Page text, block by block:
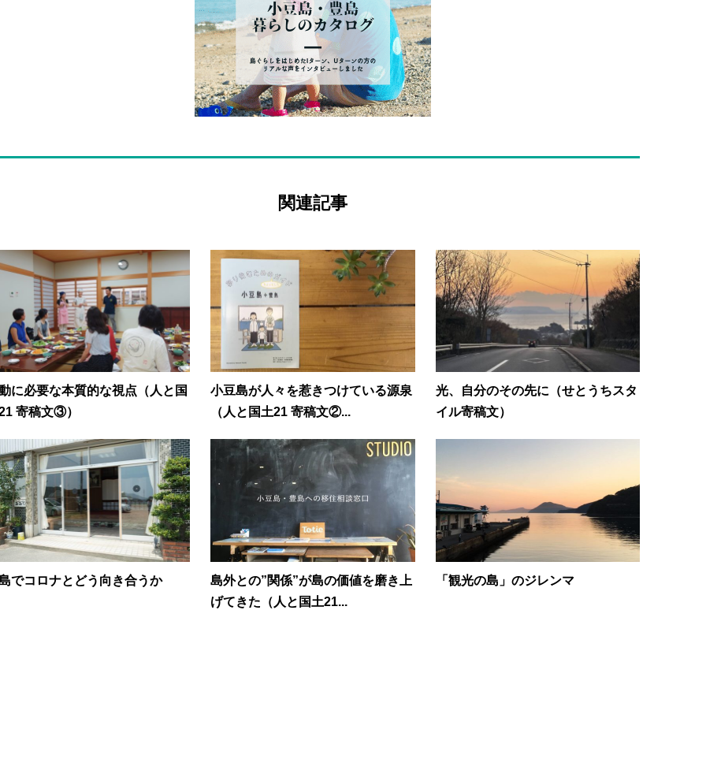
関連記事
に必要な本質的な視点（人と国
寄稿文③）
小豆島が人々を惹きつけている源泉
（人と国土21 寄稿文②...
光、自分のその先に（せとうちスタ
イル寄稿文）
でコロナとどう向き合うか
島外との”関係”が島の価値を磨き上
げてきた（人と国土21...
「観光の島」のジレンマ